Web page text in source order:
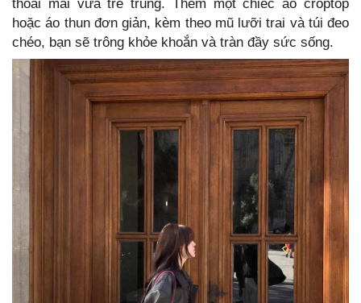
thoải mái vừa trẻ trung. Thêm một chiếc áo croptop
hoặc áo thun đơn giản, kèm theo mũ lưỡi trai và túi đeo
chéo, bạn sẽ trông khỏe khoắn và tràn đầy sức sống.